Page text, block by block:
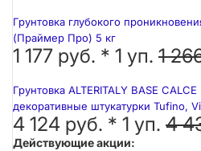
Грунтовка глубокого
(Праймер Про) 5 кг
1 177 руб. * 1 уп. 1
Грунтовка ALTERITALY BASE
декоративные штукатурки Tufino,
4 124 руб. * 1 уп. 4
Действующие акции: